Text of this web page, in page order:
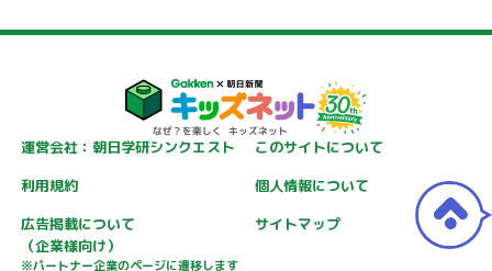
運営会社：朝日学研シンクエスト
このサイトについて
利用規約
個人情報について
広告掲載について
（企業様向け）
※パートナー企業のページに遷移します
サイトマップ